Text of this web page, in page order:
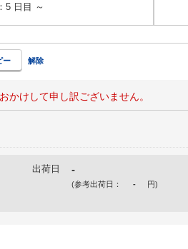
5 日目 ～
ー 解除
かけして申し訳ございません。
出荷日 -
(参考出荷日： - 円)